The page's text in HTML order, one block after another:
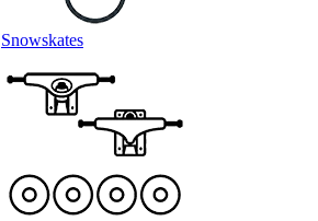
Snowskates